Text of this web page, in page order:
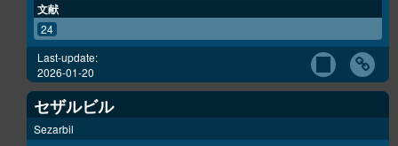
文献
24
Last-update:
2026-01-20
セザルビル
Sezarbil